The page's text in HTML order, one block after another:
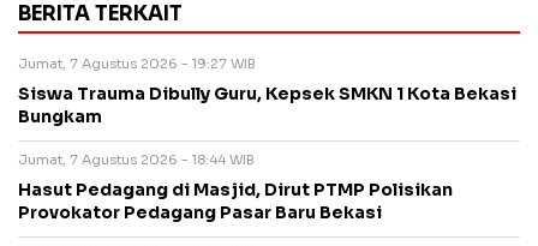
BERITA TERKAIT
Jumat, 7 Agustus 2026 - 19:27 WIB
Siswa Trauma Dibully Guru, Kepsek SMKN 1 Kota Bekasi
Bungkam
Jumat, 7 Agustus 2026 - 18:44 WIB
Hasut Pedagang di Masjid, Dirut PTMP Polisikan
Provokator Pedagang Pasar Baru Bekasi